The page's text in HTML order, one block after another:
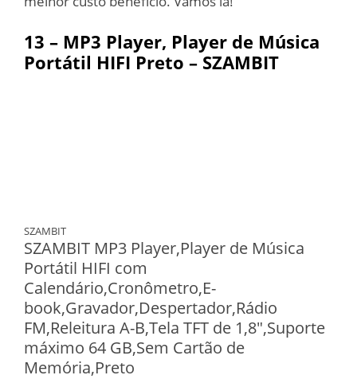
13 – MP3 Player, Player de Música
Portátil HIFI Preto – SZAMBIT
SZAMBIT
SZAMBIT MP3 Player,Player de Música
Portátil HIFI com
Calendário,Cronômetro,E-
book,Gravador,Despertador,Rádio
FM,Releitura A-B,Tela TFT de 1,8",Suporte
máximo 64 GB,Sem Cartão de
Memória,Preto